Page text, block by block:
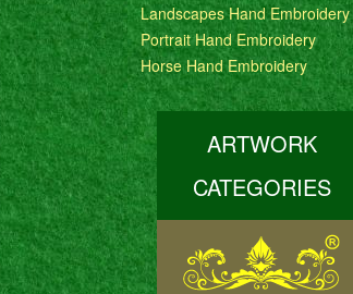
Landscapes Hand Embroidery
Portrait Hand Embroidery
Horse Hand Embroidery
ARTWORK
CATEGORIES